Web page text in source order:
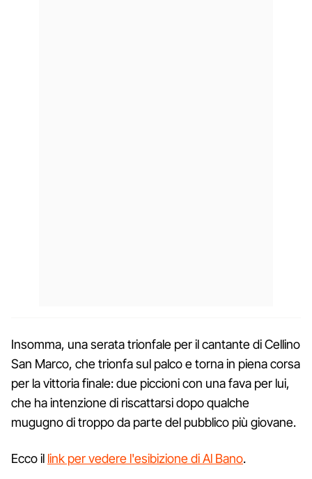
Insomma, una serata trionfale per il cantante di Cellino
San Marco, che trionfa sul palco e torna in piena corsa
per la vittoria finale: due piccioni con una fava per lui,
che ha intenzione di riscattarsi dopo qualche
mugugno di troppo da parte del pubblico più giovane.
Ecco il link per vedere l'esibizione di Al Bano.